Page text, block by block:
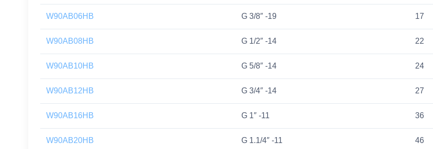
W90AB06HB G 3/8″ -19 17
W90AB08HB G 1/2″ -14 22
W90AB10HB G 5/8″ -14 24
W90AB12HB G 3/4″ -14 27
W90AB16HB G 1″ -11 36
W90AB20HB G 1.1/4″ -11 46